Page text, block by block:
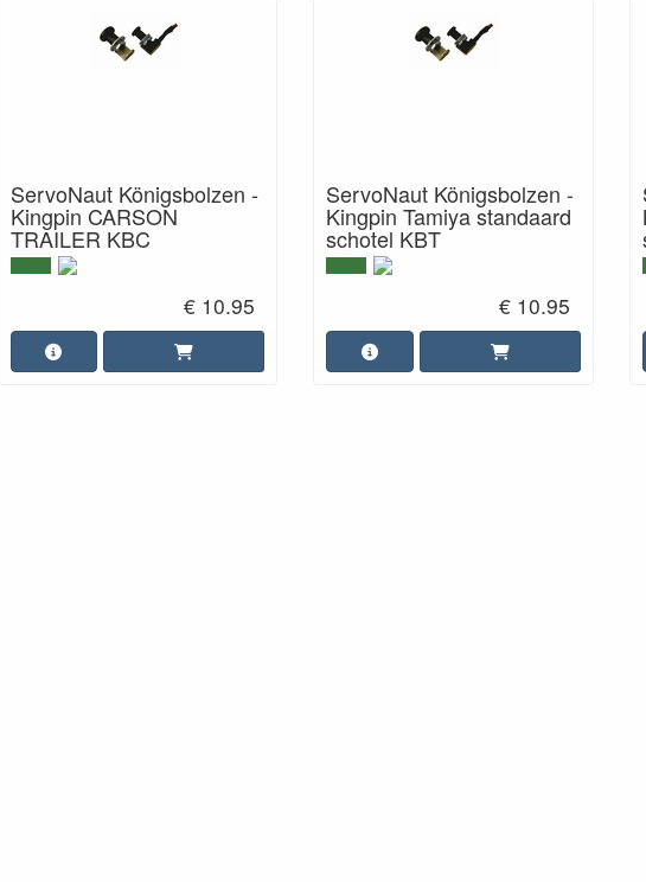
ServoNaut Königsbolzen -
Kingpin CARSON
TRAILER KBC
€ 10.95
ServoNaut Königsbolzen -
Kingpin Tamiya standaard
schotel KBT
€ 10.95